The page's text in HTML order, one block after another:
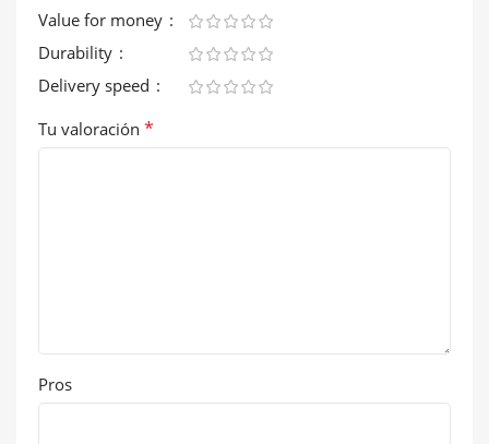
Value for money
Durability
Delivery speed
Tu valoración *
Pros